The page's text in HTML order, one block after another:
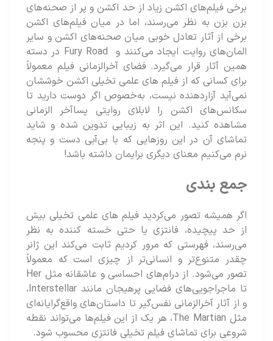
برخی فیلم‌های اکشن زیاد از حد اکشن و پر از صحنه‌های
بزن بزن به نظر می‌رسند، اما در میان فیلم‌های اکشن
برخی از آثار تعادل خوبی میان صحنه‌های اکشن و سایر
المان‌های روایت ایجاد می‌کنند و Fury Road در دسته
همین آثار قرار می‌گیرد. فضای آخرالزمانی فیلم معمولاً
برای کسانی که از فیلم های علمی تخیلی اکشن خوششان
نمی‌آید آزاردهنده نیست، به‌خصوص اگر دوست دارید تا
سکانس‌های اکشن را لابلای روایتی پساآخر الزمانی
مشاهده کنید. این اثر به زیبایی تدوین شده و شاید
تماشای آن در این روزهایی که با بی‌آبی دست و پنجه
نرم می‌کنیم معنای دیگری برایمان داشته باشد!
جمع بندی
اگر همیشه تصور می‌کردید فیلم‌ های علمی‌ تخیلی بیش
از حد پیچیده، فانتزی یا حتی خسته‌ کننده‌ به نظر
می‌رسند، فهرستی که مرور کردیم ثابت می‌کند این ژانر
چقدر متنوع‌تر و انسانی‌تر از چیزی است که معمولاً
تصور می‌شود. از درام‌های احساسی و عاشقانه مثل Her
تا ماجراجویی‌های فضایی پرهیجان مانند Interstellar،
و از آثار آخرالزمانی نفس‌گیر تا داستان‌های واقع‌گرایانه‌ای
مثل The Martian، هر یک از این فیلم‌ها می‌تواند نقطه
شروعی برای تماشای فیلم تخیلی فانتزی محسوب شود.